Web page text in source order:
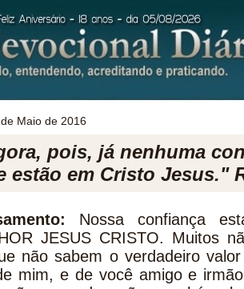
Maio de 2016
pois, já nenhuma
estão em Cristo Jesus."
Nossa confiança
JESUS CRISTO. Muitos
não sabem o verdadeiro
mim, e de você amigo e